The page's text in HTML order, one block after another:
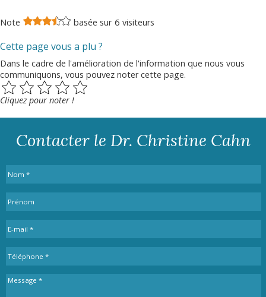
Note basée sur 6 visiteurs
Cette page vous a plu ?
Dans le cadre de l'amélioration de l'information que nous vous
communiquons, vous pouvez noter cette page.
Cliquez pour noter !
Contacter le Dr. Christine Cahn